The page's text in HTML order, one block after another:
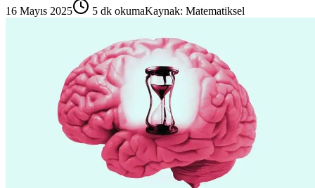
16 Mayıs 2025 5 dk okumaKaynak: Matematiksel